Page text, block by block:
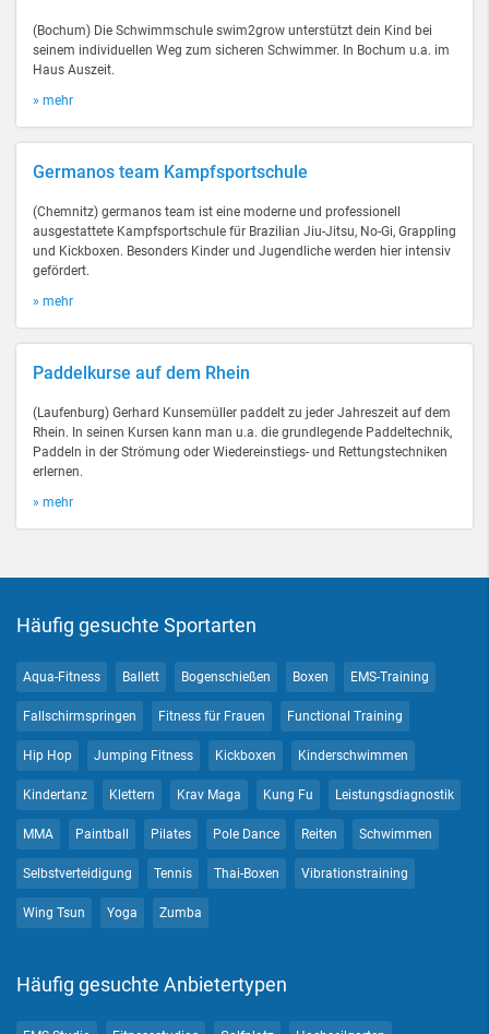
(Bochum) Die Schwimmschule swim2grow unterstützt dein Kind bei
seinem individuellen Weg zum sicheren Schwimmer. In Bochum u.a. im
Haus Auszeit.
» mehr
Germanos team Kampfsportschule
(Chemnitz) germanos team ist eine moderne und professionell
ausgestattete Kampfsportschule für Brazilian Jiu-Jitsu, No-Gi, Grappling
und Kickboxen. Besonders Kinder und Jugendliche werden hier intensiv
gefördert.
» mehr
Paddelkurse auf dem Rhein
(Laufenburg) Gerhard Kunsemüller paddelt zu jeder Jahreszeit auf dem
Rhein. In seinen Kursen kann man u.a. die grundlegende Paddeltechnik,
Paddeln in der Strömung oder Wiedereinstiegs- und Rettungstechniken
erlernen.
» mehr
Häufig gesuchte Sportarten
Aqua-Fitness Ballett Bogenschießen Boxen EMS-Training
Fallschirmspringen Fitness für Frauen Functional Training
Hip Hop Jumping Fitness Kickboxen Kinderschwimmen
Kindertanz Klettern Krav Maga Kung Fu Leistungsdiagnostik
MMA Paintball Pilates Pole Dance Reiten Schwimmen
Selbstverteidigung Tennis Thai-Boxen Vibrationstraining
Wing Tsun Yoga Zumba
Häufig gesuchte Anbietertypen